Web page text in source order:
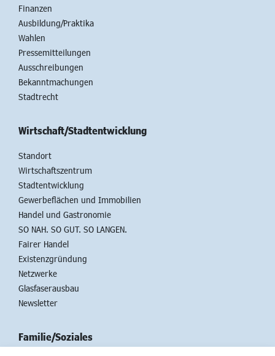
Finanzen
Ausbildung/Praktika
Wahlen
Pressemitteilungen
Ausschreibungen
Bekanntmachungen
Stadtrecht
Wirtschaft/Stadtentwicklung
Standort
Wirtschaftszentrum
Stadtentwicklung
Gewerbeflächen und Immobilien
Handel und Gastronomie
SO NAH. SO GUT. SO LANGEN.
Fairer Handel
Existenzgründung
Netzwerke
Glasfaserausbau
Newsletter
Familie/Soziales